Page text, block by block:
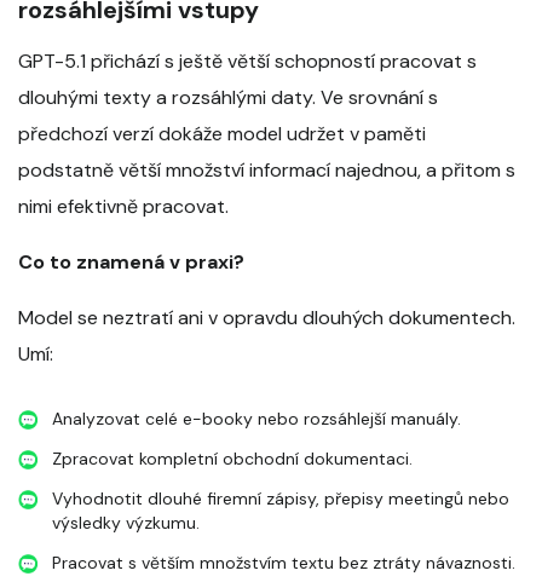
rozsáhlejšími vstupy
GPT-5.1 přichází s ještě větší schopností pracovat s
dlouhými texty a rozsáhlými daty. Ve srovnání s
předchozí verzí dokáže model udržet v paměti
podstatně větší množství informací najednou, a přitom s
nimi efektivně pracovat.
Co to znamená v praxi?
Model se neztratí ani v opravdu dlouhých dokumentech.
Umí:
Analyzovat celé e-booky nebo rozsáhlejší manuály.
Zpracovat kompletní obchodní dokumentaci.
Vyhodnotit dlouhé firemní zápisy, přepisy meetingů nebo
výsledky výzkumu.
Pracovat s větším množstvím textu bez ztráty návaznosti.